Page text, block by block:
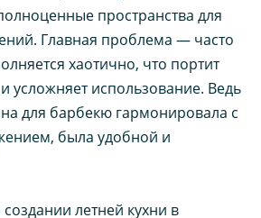
пространства для
Главная проблема — часто
хаотично, что портит
усложняет использование. Ведь
для барбекю гармонировала с
была удобной и
летней кухни в